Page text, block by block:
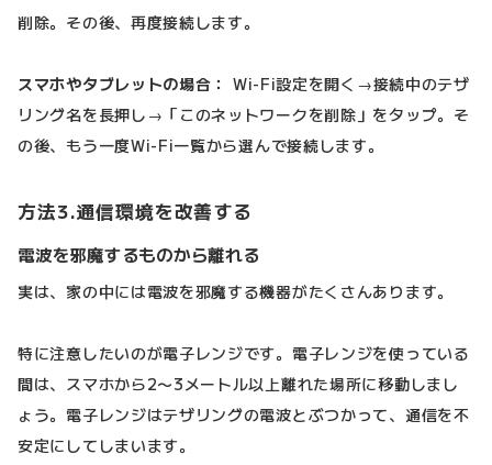
削除。その後、再度接続します。
スマホやタブレットの場合： Wi-Fi設定を開く→接続中のテザ
リング名を長押し→「このネットワークを削除」をタップ。そ
の後、もう一度Wi-Fi一覧から選んで接続します。
方法3.通信環境を改善する
電波を邪魔するものから離れる
実は、家の中には電波を邪魔する機器がたくさんあります。
特に注意したいのが電子レンジです。電子レンジを使っている
間は、スマホから2〜3メートル以上離れた場所に移動しまし
ょう。電子レンジはテザリングの電波とぶつかって、通信を不
安定にしてしまいます。